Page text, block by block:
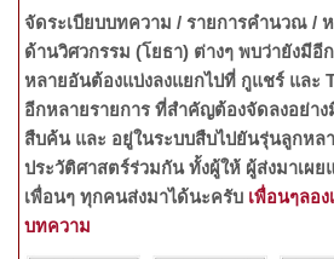
จัดระเบียบบทความ / รายการคำนวณ /
ด้านวิศวกรรม (โยธา) ต่างๆ พบว่ายังมีอี
หลายอันต้องแบ่งลงแยกไปที่ กูแชร์ และ
อีกหลายรายการ ที่สำคัญต้องจัดลงอย่าง
สืบค้น และ อยู่ในระบบสืบไปยันรุ่นลูกหล
ประวัติศาสตร์ร่วมกัน ทั้งผู้ให้ ผู้ส่งมาเผ
เพื่อนๆ ทุกคนส่งมาได้นะครับ เพื่อนๆลอ
บทความ